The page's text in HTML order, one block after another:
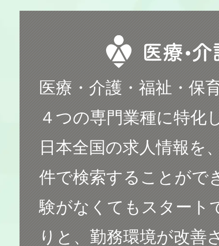
幼稚園
保育所
医療・介護・福祉・保
４つの専門業種に特化
日本全国の求人情報を
件で検索することがで
験がなくてもスタート
りと、勤務環境が改善